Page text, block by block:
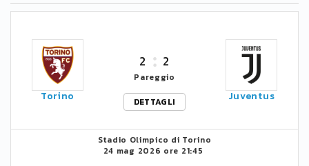
Torino
2 2
Pareggio
DETTAGLI
Juventus
Stadio Olimpico di Torino
24 mag 2026 ore 21:45